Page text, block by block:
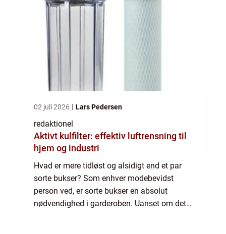
02 juli 2026 Lars Pedersen
redaktionel
Aktivt kulfilter: effektiv luftrensning til
hjem og industri
Hvad er mere tidløst og alsidigt end et par
sorte bukser? Som enhver modebevidst
person ved, er sorte bukser en absolut
nødvendighed i garderoben. Uanset om det